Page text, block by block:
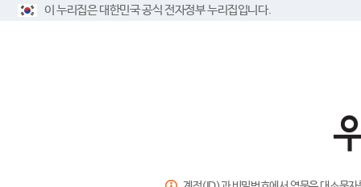
이 누리집은 대한민국 공식 전자정부 누리집입니다.